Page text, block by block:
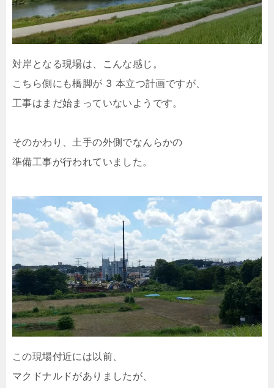
対岸となる現場は、こんな感じ。
こちら側にも橋脚が 3 本立つ計画ですが、
工事はまだ始まっていないようです。
そのかわり、土手の外側でなんらかの
準備工事が行われていました。
この現場付近には以前、
マクドナルドがありましたが、